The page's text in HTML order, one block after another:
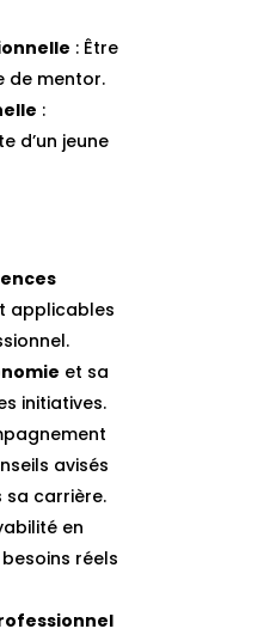
: Être
de mentor.
:
d’un jeune
applicables
et sa
initiatives.
avisés
sa carrière.
en
réels